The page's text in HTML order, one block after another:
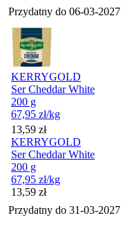
Przydatny do 06-03-2027
KERRYGOLD
Ser Cheddar White
200 g
67,95 zł/kg
Cena
13,59 zł
KERRYGOLD
Ser Cheddar White
200 g
67,95 zł/kg
Cena
13,59 zł
Przydatny do 31-03-2027